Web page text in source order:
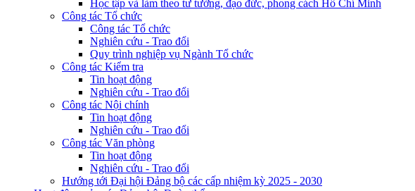
Học tập và làm theo tư tưởng, đạo đức, phong cách Hồ Chí Minh
Công tác Tổ chức
Công tác Tổ chức
Nghiên cứu - Trao đổi
Quy trình nghiệp vụ Ngành Tổ chức
Công tác Kiểm tra
Tin hoạt động
Nghiên cứu - Trao đổi
Công tác Nội chính
Tin hoạt động
Nghiên cứu - Trao đổi
Công tác Văn phòng
Tin hoạt động
Nghiên cứu - Trao đổi
Hướng tới Đại hội Đảng bộ các cấp nhiệm kỳ 2025 - 2030